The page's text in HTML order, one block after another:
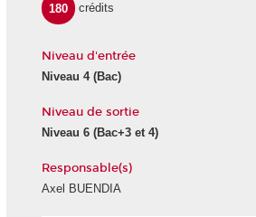
180 crédits
Niveau d'entrée
Niveau 4 (Bac)
Niveau de sortie
Niveau 6 (Bac+3 et 4)
Responsable(s)
Axel BUENDIA